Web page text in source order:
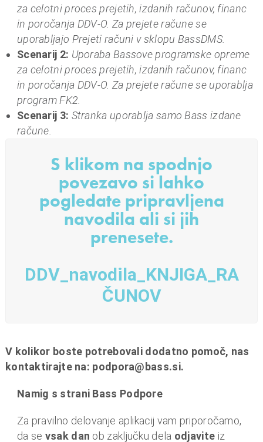
a
n
c
e
za celotni proces prejetih, izdanih računov, financ
in poročanja DDV-O. Za prejete račune se
uporabljajo Prejeti računi v sklopu BassDMS.
Scenarij 2: Uporaba Bassove programske opreme
za celotni proces prejetih, izdanih računov, financ
in poročanja DDV-O. Za prejete račune se uporablja
program FK2.
Scenarij 3: Stranka uporablja samo Bass izdane
račune.
S klikom na spodnjo
povezavo si lahko
pogledate pripravljena
navodila ali si jih
prenesete.
DDV_navodila_KNJIGA_RA
ČUNOV
V kolikor boste potrebovali dodatno pomoč, nas
kontaktirajte na: podpora@bass.si.
Namig s strani Bass Podpore
Za pravilno delovanje aplikacij vam priporočamo,
da se vsak dan ob zaključku dela odjavite iz